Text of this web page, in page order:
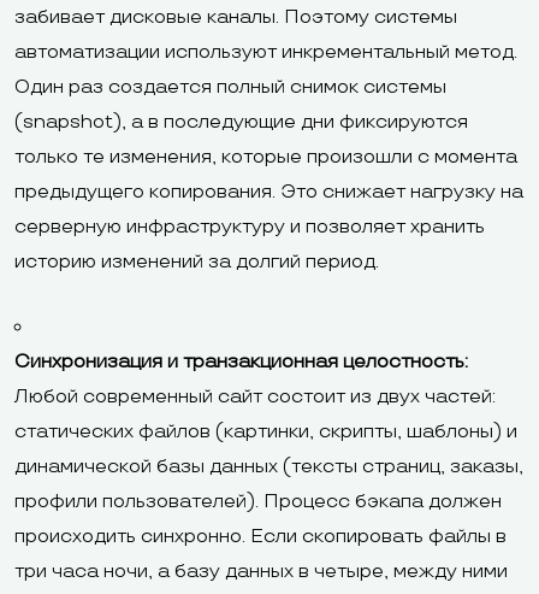
забивает дисковые каналы. Поэтому системы
автоматизации используют инкрементальный метод.
Один раз создается полный снимок системы
(snapshot), а в последующие дни фиксируются
только те изменения, которые произошли с момента
предыдущего копирования. Это снижает нагрузку на
серверную инфраструктуру и позволяет хранить
историю изменений за долгий период.
Синхронизация и транзакционная целостность:
Любой современный сайт состоит из двух частей:
статических файлов (картинки, скрипты, шаблоны) и
динамической базы данных (тексты страниц, заказы,
профили пользователей). Процесс бэкапа должен
происходить синхронно. Если скопировать файлы в
три часа ночи, а базу данных в четыре, между ними